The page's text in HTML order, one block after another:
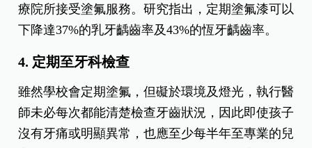
控制進食時間，每餐不超過30分鐘，避免讓孩子養
成含飯的習慣，點心定時定量，並避免選擇含糖量
過高的零食飲料，以降低齲齒風險。
3. 定期塗氟
氟化物能強化牙齒表面的琺瑯質，提升對酸性環境
的抵抗力。建議家長定期讓孩子配合學校或帶至醫